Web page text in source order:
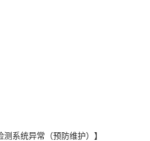
测系统异常（预防维护）】